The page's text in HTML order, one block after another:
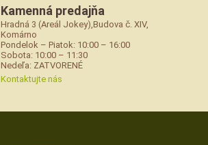
Kamenná predajňa
Hradná 3 (Areál Jokey),Budova č. XIV,
Komárno
Pondelok – Piatok: 10:00 – 16:00
Sobota: 10:00 – 11:30
Nedeľa: ZATVORENÉ
Kontaktujte nás